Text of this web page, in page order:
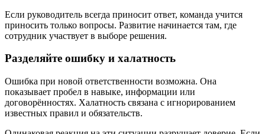
Если руководитель всегда приносит ответ, команда учится
приносить только вопросы. Развитие начинается там, где
сотрудник участвует в выборе решения.
Разделяйте ошибку и халатность
Ошибка при новой ответственности возможна. Она
показывает пробел в навыке, информации или
договорённостях. Халатность связана с игнорированием
известных правил и обязательств.